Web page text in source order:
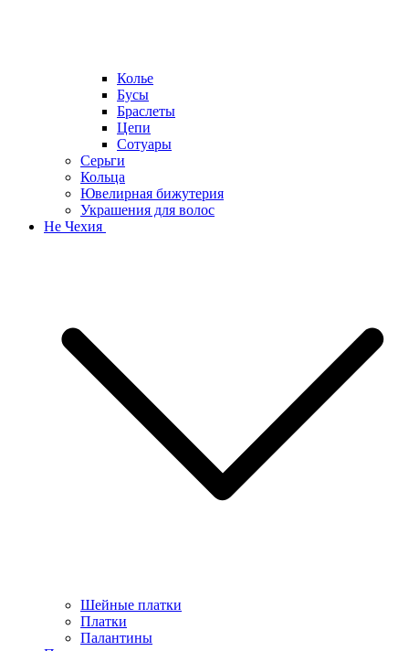
Колье
Бусы
Браслеты
Цепи
Сотуары
Серьги
Кольца
Ювелирная бижутерия
Украшения для волос
Не Чехия
Шейные платки
Платки
Палантины